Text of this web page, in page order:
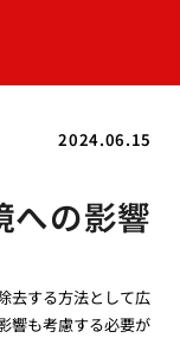
2024.06.15
への影響
去する方法として広
響も考慮する必要が